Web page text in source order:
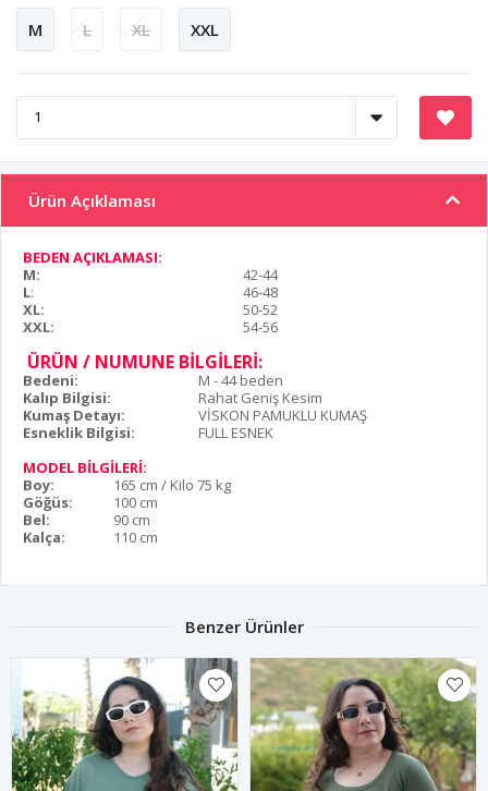
M L XL XXL
Ürün Açıklaması
BEDEN AÇIKLAMASI:
M:
42-44
L:
46-48
XL:
50-52
XXL:
54-56
ÜRÜN / NUMUNE BİLGİLERİ:
Bedeni:
M - 44 beden
Kalıp Bilgisi:
Rahat Geniş Kesim
Kumaş Detayı:
VİSKON PAMUKLU KUMAŞ
Esneklik Bilgisi:
FULL ESNEK
MODEL BİLGİLERİ:
Boy:
165 cm / Kilo 75 kg
Göğüs:
100 cm
Bel:
90 cm
Kalça:
110 cm
Benzer Ürünler